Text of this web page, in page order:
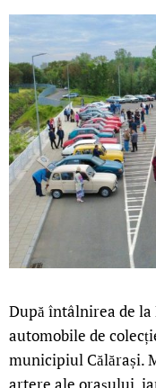
După întâlnirea de
automobile de
municipiul Călărași.